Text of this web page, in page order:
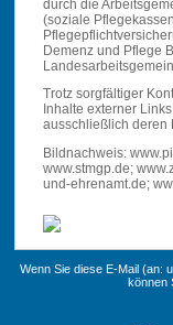
durch die
(soziale
Demenz und Pflege
Trotz sorgfältiger
Inhalte externer
ausschließlich deren
Bildnachweis:
www.stmgp.de;
und-ehrenamt.de;
Wenn Sie diese E-Mail (an:
können